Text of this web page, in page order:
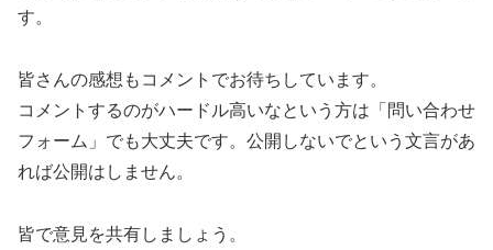
す。
皆さんの感想もコメントでお待ちしています。
コメントするのがハードル高いなという方は「問い合わせ
フォーム」でも大丈夫です。公開しないでという文言があ
れば公開はしません。
皆で意見を共有しましょう。